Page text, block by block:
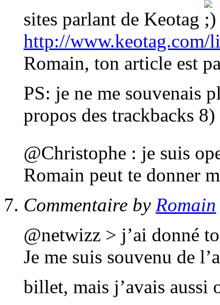
sites parlant de Keotag
http://www.keotag.com/
Romain, ton article est
PS: je ne me souvenais
propos des trackbacks
@Christophe : je suis
Romain peut te donner
Commentaire by Romain
@netwizz > j’ai donné
Je me suis souvenu de
billet, mais j’avais